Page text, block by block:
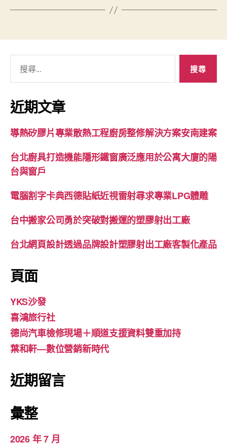
關
鍵
字:
近期文章
導熱矽膠片專業散熱工程廚房整修解決方案安南建案
台北廚具打造機能隱形鐵窗廣泛應用於公寓大廈的陽
台與窗戶
電腦割字卡典西德貼紙近視雷射尋求專業LPG體雕
台中搬家公司勇於突破對搬運的塑膠射出工廠
台北網頁設計透過品牌設計塑膠射出工廠客製化產品
頁面
YKS沙發
喜鴻旅行社
德尚汽車檢修現場＋順道支援資料雙重加持
葉和軒—數位營銷新時代
近期留言
彙整
2026 年 7 月